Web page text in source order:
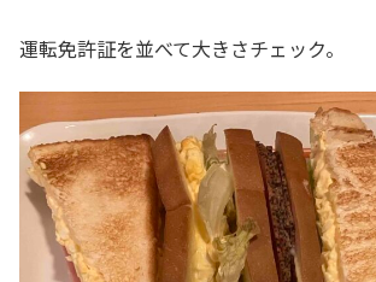
運転免許証を並べて大きさチェック。